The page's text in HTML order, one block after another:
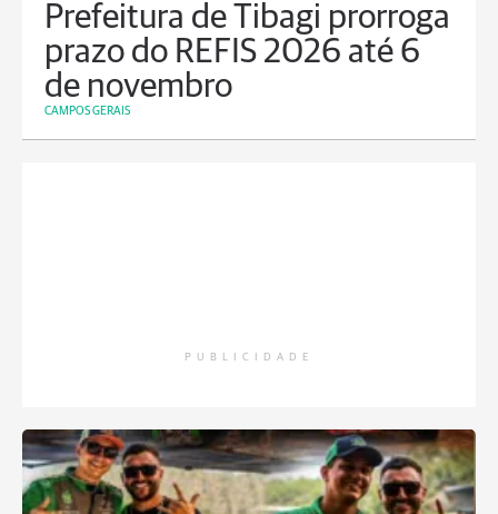
Prefeitura de Tibagi prorroga
prazo do REFIS 2026 até 6
de novembro
CAMPOS GERAIS
PUBLICIDADE